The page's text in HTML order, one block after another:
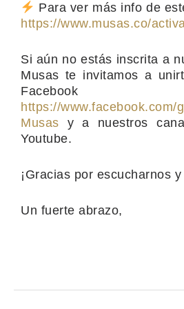
Para ver más info de
https://www.musas.co/
Si aún no estás inscrita a
Musas te invitamos a
Facebook
https://www.facebook.com/
Musas y a nuestros
Youtube.
¡Gracias por escucharnos
Un fuerte abrazo,